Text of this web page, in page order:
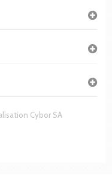
Cybor SA